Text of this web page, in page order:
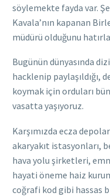
söylemekte fayda var.
Kavala’nın kapanan
müdürü olduğunu
Bugünün dünyasında
hacklenip paylaşıldığı,
koymak için orduları
vasatta yaşıyoruz.
Karşımızda ecza
akaryakıt istasyonları,
hava yolu şirketleri,
hayati öneme haiz
coğrafi kod gibi hassas